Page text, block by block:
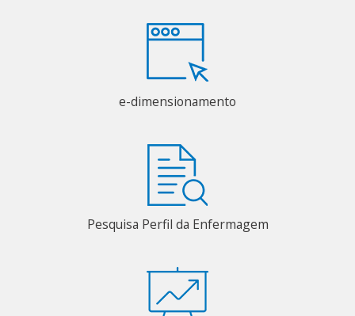
e-dimensionamento
Pesquisa Perfil da Enfermagem